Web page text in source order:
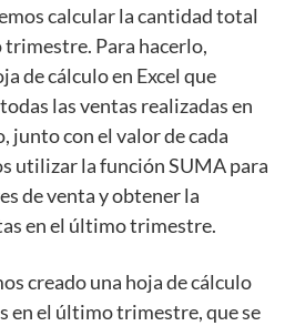
calcular la cantidad total
Para hacerlo,
de cálculo en Excel que
las ventas realizadas en
junto con el valor de cada
utilizar la función SUMA para
de venta y obtener la
en el último trimestre.
creado una hoja de cálculo
en el último trimestre, que se